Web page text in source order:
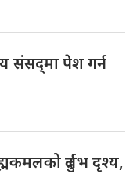
संसद्‌मा पेश गर्न
दुर्लभ दृश्य,